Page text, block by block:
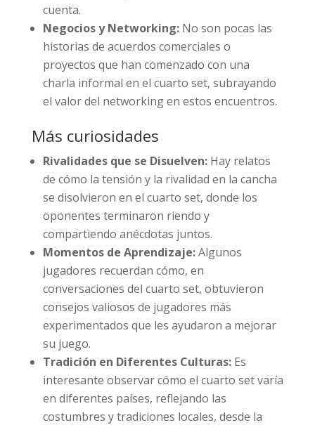
cuenta.
Negocios y Networking:No son pocas las
historias de acuerdos comerciales o
proyectos que han comenzado con una
charla informal en el cuarto set, subrayando
el valor del networking en estos encuentros.
Más curiosidades
Rivalidades que se Disuelven:Hay relatos
de cómo la tensión y la rivalidad en la cancha
se disolvieron en el cuarto set, donde los
oponentes terminaron riendo y
compartiendo anécdotas juntos.
Momentos de Aprendizaje:Algunos
jugadores recuerdan cómo, en
conversaciones del cuarto set, obtuvieron
consejos valiosos de jugadores más
experimentados que les ayudaron a mejorar
su juego.
Tradición en Diferentes Culturas:Es
interesante observar cómo el cuarto set varía
en diferentes países, reflejando las
costumbres y tradiciones locales, desde la